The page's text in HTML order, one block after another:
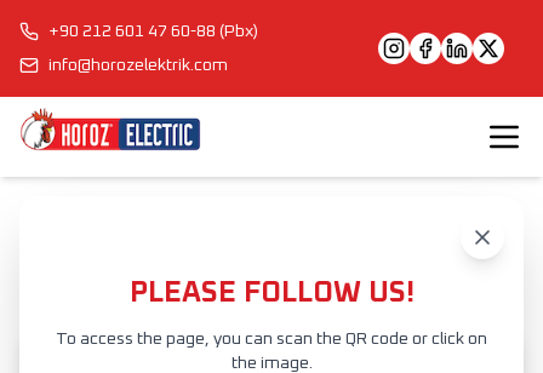
+90 212 601 47 60-88 (Pbx)
info@horozelektrik.com
PLEASE FOLLOW US!
To access the page, you can scan the QR code or click on
the image.